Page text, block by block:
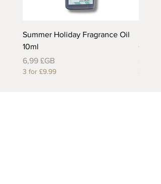
Summer Holiday Fragrance Oil
10ml
Prix
6,99 £GB
3 for £9.99
Oil
3 for